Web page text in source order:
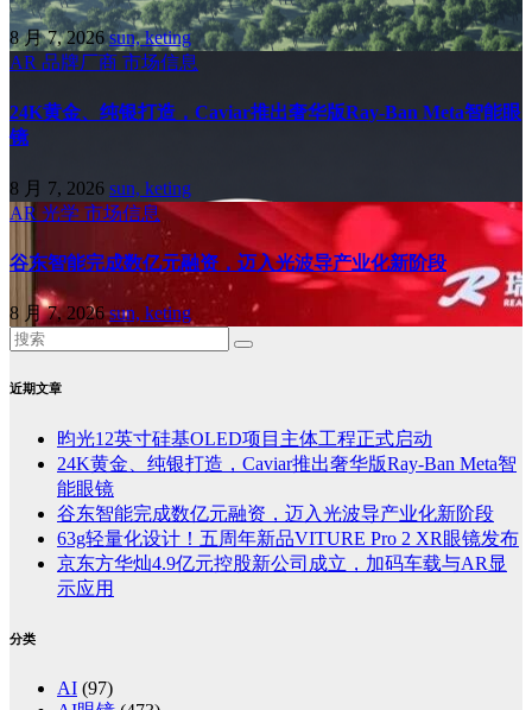
8 月 7, 2026sun, keting
AR 品牌厂商 市场信息
24K黄金、纯银打造，Caviar推出奢华版Ray-Ban Meta智能眼
镜
8 月 7, 2026 sun, keting
AR 光学 市场信息
谷东智能完成数亿元融资，迈入光波导产业化新阶段
8 月 7, 2026sun, keting
近期文章
昀光12英寸硅基OLED项目主体工程正式启动
24K黄金、纯银打造，Caviar推出奢华版Ray-Ban Meta智
能眼镜
谷东智能完成数亿元融资，迈入光波导产业化新阶段
63g轻量化设计！五周年新品VITURE Pro 2 XR眼镜发布
京东方华灿4.9亿元控股新公司成立，加码车载与AR显
示应用
分类
AI (97)